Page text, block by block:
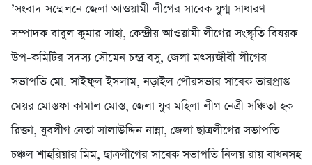
’সংবাদ সম্মেলনে জেলা আওয়ামী লীগের সাবেক যুগ্ম সাধারণ
সম্পাদক বাবুল কুমার সাহা, কেন্দ্রীয় আওয়ামী লীগের সংস্কৃতি বিষয়ক
উপ-কমিটির সদস্য সৌমেন চন্দ্র বসু, জেলা মৎস্যজীবী লীগের
সভাপতি মো. সাইফুল ইসলাম, নড়াইল পৌরসভার সাবেক ভারপ্রাপ্ত
মেয়র মোস্তফা কামাল মোস্ত, জেলা যুব মহিলা লীগ নেত্রী সঞ্চিতা হক
রিক্তা, যুবলীগ নেতা সালাউদ্দিন নান্না, জেলা ছাত্রলীগের সভাপতি
চঞ্চল শাহরিয়ার মিম, ছাত্রলীগের সাবেক সভাপতি নিলয় রায় বাধনসহ